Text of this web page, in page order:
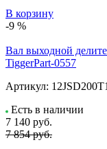
В корзину
-9 %
Вал выходной
TiggerPart-0557
Артикул:
Есть в наличии
7 140 руб.
7 854 руб.